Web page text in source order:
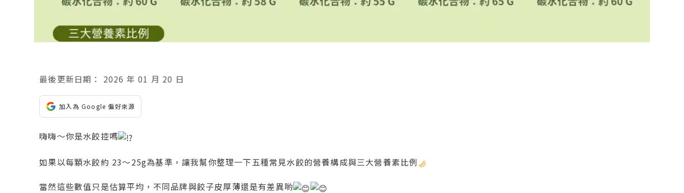
最後更新日期： 2026 年 01 月 20 日
加入為 Google 偏好來源
嗨嗨～你是水餃控嗎
如果以每顆水餃約 23～25g為基準，讓我幫你整理一下五種常見水餃的營養構成與三大營養素比例
當然這些數值只是估算平均，不同品牌與餃子皮厚薄還是有差異喲